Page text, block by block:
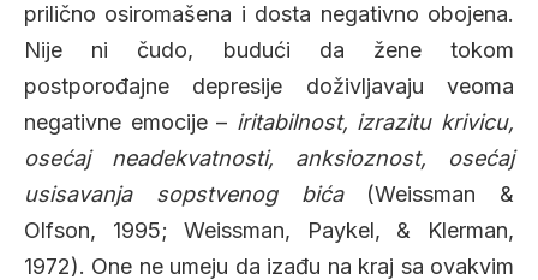
prilično osiromašena i dosta negativno obojena.
Nije ni čudo, budući da žene tokom
postporođajne depresije doživljavaju veoma
negativne emocije – iritabilnost, izrazitu krivicu,
osećaj neadekvatnosti, anksioznost, osećaj
usisavanja sopstvenog bića(Weissman &
Olfson, 1995; Weissman, Paykel, & Klerman,
1972). One ne umeju da izađu na kraj sa ovakvim